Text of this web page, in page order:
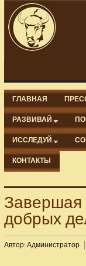
ГЛАВНАЯ
РАЗВИВАЙ
ИССЛЕДУЙ
КОНТАКТЫ
Завершая
добрых
Автор: Администратор